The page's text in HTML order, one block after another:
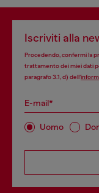
Iscriviti alla
Procedendo, confermi la
trattamento dei miei dati
paragrafo 3.1, d) dell’
E-mail*
Uomo